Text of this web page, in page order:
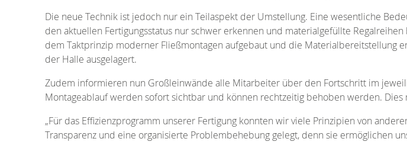
Die neue Technik ist jedoch nur ein Teilaspekt der Umstellung. Eine wesentliche
den aktuellen Fertigungsstatus nur schwer erkennen und materialgefüllte
dem Taktprinzip moderner Fließmontagen aufgebaut und die Materialbereitstellung
der Halle ausgelagert.
Zudem informieren nun Großleinwände alle Mitarbeiter über den Fortschritt im
Montageablauf werden sofort sichtbar und können rechtzeitig behoben werden.
„Für das Effizienzprogramm unserer Fertigung konnten wir viele Prinzipien von
Transparenz und eine organisierte Problembehebung gelegt, denn sie ermöglichen